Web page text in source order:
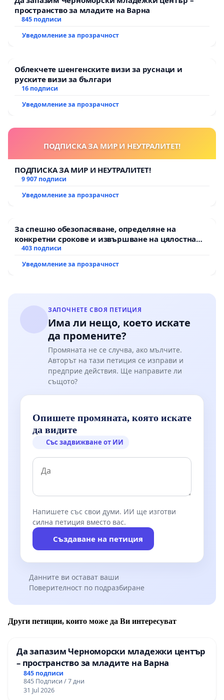
пространство за младите на Варна
845 подписи
Уведомление за прозрачност
Облекчете шенгенските визи за руснаци и
руските визи за българи
16 подписи
Уведомление за прозрачност
ПОДПИСКА ЗА МИР И НЕУТРАЛИТЕТ!
ПОДПИСКА ЗА МИР И НЕУТРАЛИТЕТ!
9 907 подписи
Уведомление за прозрачност
За спешно обезопасяване, определяне на
конкретни срокове и извършване на цялостна
рехабилитация на републиканския път между
Мирово - к.к. Момин проход
403 подписи
Уведомление за прозрачност
ЗАПОЧНЕТЕ СВОЯ ПЕТИЦИЯ
Има ли нещо, което искате
да промените?
Промяната не се случва, ако мълчите.
Авторът на тази петиция се изправи и
предприе действия. Ще направите ли
същото?
Опишете промяната, която искате
да видите
Със задвижване от ИИ
Напишете със свои думи. ИИ ще изготви
силна петиция вместо вас.
Създаване на петиция
Данните ви остават ваши
Поверителност по подразбиране
Други петиции, които може да Ви интересуват
Да запазим Черноморски младежки център
– пространство за младите на Варна
845 подписи
845 Подписи / 7 дни
31 Jul 2026